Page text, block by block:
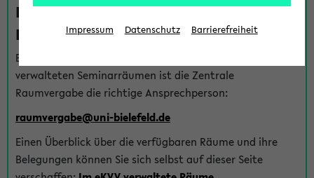
Fragen zu im eKVV verwalteten
Räumen
Bei Fragen zur Vergabe von Hörsälen und vom eKVV
verwalteten Seminarräumen ist die Zentrale
Raumvergabe die richtige Ansprechperson:
raumvergabe@uni-bielefeld.de
Einen Überblick über die verfügbaren Räume und ihre
Belegungen können Sie sich selbst auf dieser Seite
Impressum Datenschutz Barrierefreiheit